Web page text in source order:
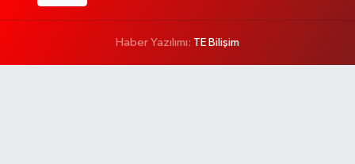
Haber Yazılımı: TE Bilişim